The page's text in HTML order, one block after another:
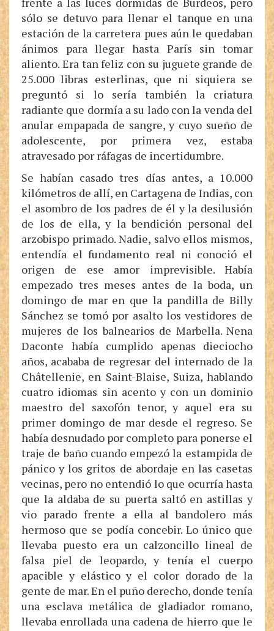
sólo se detuvo para llenar el tanque en una
estación de la carretera pues aún le quedaban
ánimos para llegar hasta París sin tomar
aliento. Era tan feliz con su juguete grande de
25.000 libras esterlinas, que ni siquiera se
preguntó si lo sería también la criatura
radiante que dormía a su lado con la venda del
anular empapada de sangre, y cuyo sueño de
adolescente, por primera vez, estaba
atravesado por ráfagas de incertidumbre.
Se habían casado tres días antes, a 10.000
kilómetros de allí, en Cartagena de Indias, con
el asombro de los padres de él y la desilusión
de los de ella, y la bendición personal del
arzobispo primado. Nadie, salvo ellos mismos,
entendía el fundamento real ni conoció el
origen de ese amor imprevisible. Había
empezado tres meses antes de la boda, un
domingo de mar en que la pandilla de Billy
Sánchez se tomó por asalto los vestidores de
mujeres de los balnearios de Marbella. Nena
Daconte había cumplido apenas dieciocho
años, acababa de regresar del internado de la
Châtellenie, en Saint-Blaise, Suiza, hablando
cuatro idiomas sin acento y con un dominio
maestro del saxofón tenor, y aquel era su
primer domingo de mar desde el regreso. Se
había desnudado por completo para ponerse el
traje de baño cuando empezó la estampida de
pánico y los gritos de abordaje en las casetas
vecinas, pero no entendió lo que ocurría hasta
que la aldaba de su puerta saltó en astillas y
vio parado frente a ella al bandolero más
hermoso que se podía concebir. Lo único que
llevaba puesto era un calzoncillo lineal de
falsa piel de leopardo, y tenía el cuerpo
apacible y elástico y el color dorado de la
gente de mar. En el puño derecho, donde tenía
una esclava metálica de gladiador romano,
llevaba enrollada una cadena de hierro que le